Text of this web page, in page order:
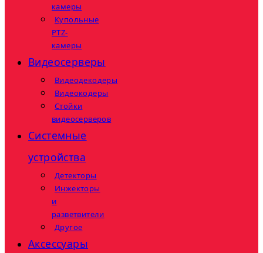
камеры
Купольные
PTZ-
камеры
Видеосерверы
Видеодекодеры
Видеокодеры
Стойки
видеосерверов
Системные
устройства
Детекторы
Инжекторы
и
разветвители
Другое
Аксессуары